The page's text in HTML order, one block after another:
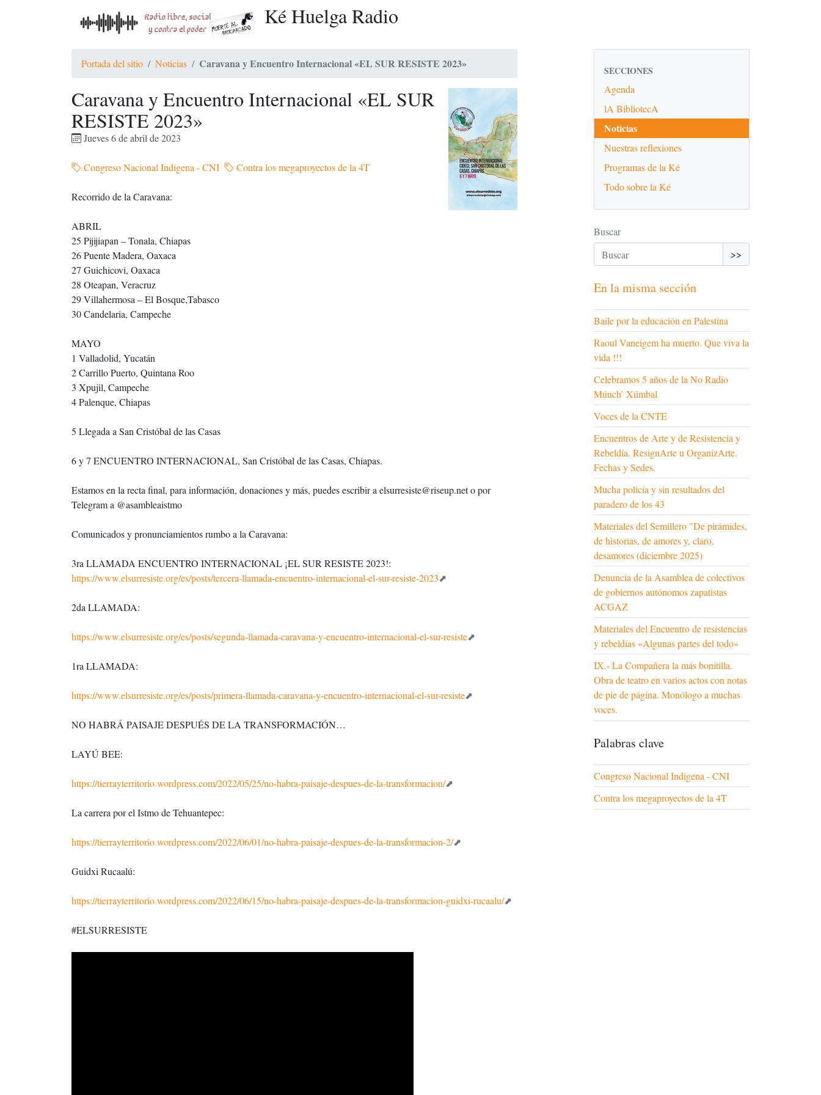
Ké Huelga Radio
Portada del sitio Noticias Caravana y Encuentro Internacional «EL SUR RESISTE 2023»
Caravana y Encuentro Internacional «EL SUR
RESISTE 2023»
Jueves 6 de abril de 2023
Congreso Nacional Indígena - CNI Contra los megaproyectos de la 4T
Recorrido de la Caravana:
ABRIL
25 Pijijiapan – Tonala, Chiapas
26 Puente Madera, Oaxaca
27 Guichicovi, Oaxaca
28 Oteapan, Veracruz
29 Villahermosa – El Bosque,Tabasco
30 Candelaria, Campeche
MAYO
1 Valladolid, Yucatán
2 Carrillo Puerto, Quintana Roo
3 Xpujil, Campeche
4 Palenque, Chiapas
5 Llegada a San Cristóbal de las Casas
6 y 7 ENCUENTRO INTERNACIONAL, San Cristóbal de las Casas, Chiapas.
Estamos en la recta final, para información, donaciones y más, puedes escribir a elsurresiste@riseup.net o por
Telegram a @asambleaistmo
Comunicados y pronunciamientos rumbo a la Caravana:
3ra LLAMADA ENCUENTRO INTERNACIONAL ¡EL SUR RESISTE 2023!:
https://www.elsurresiste.org/es/posts/tercera-llamada-encuentro-internacional-el-sur-resiste-2023
2da LLAMADA:
https://www.elsurresiste.org/es/posts/segunda-llamada-caravana-y-encuentro-internacional-el-sur-resiste
1ra LLAMADA:
https://www.elsurresiste.org/es/posts/primera-llamada-caravana-y-encuentro-internacional-el-sur-resiste
NO HABRÁ PAISAJE DESPUÉS DE LA TRANSFORMACIÓN…
LAYÚ BEE:
https://tierrayterritorio.wordpress.com/2022/05/25/no-habra-paisaje-despues-de-la-transformacion/
La carrera por el Istmo de Tehuantepec:
https://tierrayterritorio.wordpress.com/2022/06/01/no-habra-paisaje-despues-de-la-transformacion-2/
Guidxi Rucaalú:
https://tierrayterritorio.wordpress.com/2022/06/15/no-habra-paisaje-despues-de-la-transformacion-guidxi-rucaalu/
#ELSURRESISTE
SECCIONES
Agenda
lA BibliotecA
Noticias
Nuestras reflexiones
Programas de la Ké
Todo sobre la Ké
Buscar
>>
En la misma sección
Baile por la educación en Palestina
Raoul Vaneigem ha muerto. Que viva la
vida !!!
Celebramos 5 años de la No Radio
Múuch’ Xíimbal
Voces de la CNTE
Encuentros de Arte y de Resistencia y
Rebeldía. ResignArte u OrganizArte.
Fechas y Sedes.
Mucha policía y sin resultados del
paradero de los 43
Materiales del Semillero "De pirámides,
de historias, de amores y, claro,
desamores (diciembre 2025)
Denuncia de la Asamblea de colectivos
de gobiernos autónomos zapatistas
ACGAZ
Materiales del Encuentro de resistencias
y rebeldías «Algunas partes del todo»
IX.- La Compañera la más bonitilla.
Obra de teatro en varios actos con notas
de pie de página. Monólogo a muchas
voces.
Palabras clave
Congreso Nacional Indígena - CNI
Contra los megaproyectos de la 4T